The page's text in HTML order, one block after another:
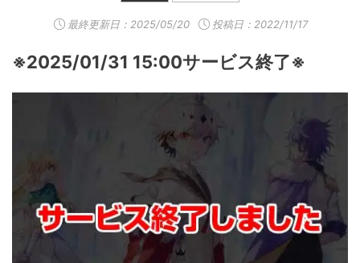
最終更新日： 2025/05/20 投稿日：2022/11/17
※2025/01/31 15:00サービス終了※